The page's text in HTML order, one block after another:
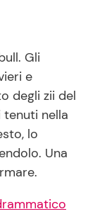
Gli
e
degli zii del
nella
lo
Una